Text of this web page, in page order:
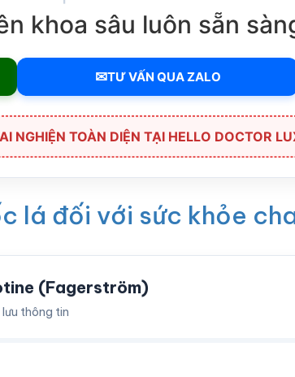
khoa sâu luôn sẵn
✉TƯ VẤN QUA ZALO
NGHIỆN TOÀN DIỆN TẠI HELLO DOCTOR
lá đối với sức khỏe
(Fagerström)
thông tin